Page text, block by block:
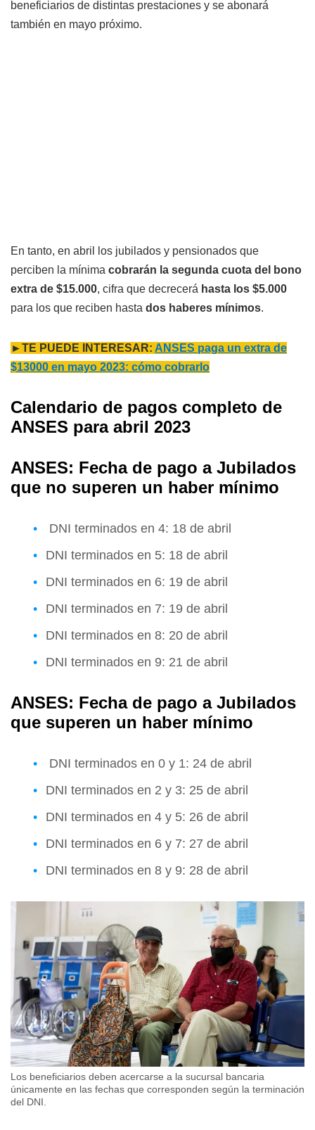
beneficiarios de distintas prestaciones y se abonará
también en mayo próximo.
En tanto, en abril los jubilados y pensionados que
perciben la mínima cobrarán la segunda cuota del bono
extra de $15.000, cifra que decrecerá hasta los $5.000
para los que reciben hasta dos haberes mínimos.
►TE PUEDE INTERESAR: ANSES paga un extra de
$13000 en mayo 2023: cómo cobrarlo
Calendario de pagos completo de
ANSES para abril 2023
ANSES: Fecha de pago a Jubilados
que no superen un haber mínimo
DNI terminados en 4: 18 de abril
DNI terminados en 5: 18 de abril
DNI terminados en 6: 19 de abril
DNI terminados en 7: 19 de abril
DNI terminados en 8: 20 de abril
DNI terminados en 9: 21 de abril
ANSES: Fecha de pago a Jubilados
que superen un haber mínimo
DNI terminados en 0 y 1: 24 de abril
DNI terminados en 2 y 3: 25 de abril
DNI terminados en 4 y 5: 26 de abril
DNI terminados en 6 y 7: 27 de abril
DNI terminados en 8 y 9: 28 de abril
Los beneficiarios deben acercarse a la sucursal bancaria
únicamente en las fechas que corresponden según la terminación
del DNI.